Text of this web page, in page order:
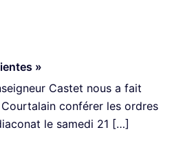
»
Castet nous a fait
Courtalain conférer les ordres
le samedi 21 […]